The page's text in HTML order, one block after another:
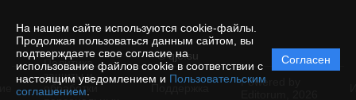
На нашем сайте используются cookie-файлы.
Продолжая пользоваться данным сайтом, вы
подтверждаете свое согласие на
использование файлов cookie в соответствии с
настоящим уведомлением и Пользовательским
соглашением
Согласен
© qje.su
Политика
защиты и
обработки
Powered by